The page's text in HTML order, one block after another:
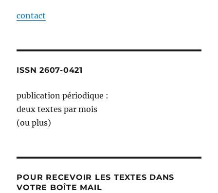
contact
ISSN 2607-0421
publication périodique :
deux textes par mois
(ou plus)
POUR RECEVOIR LES TEXTES DANS
VOTRE BOÎTE MAIL